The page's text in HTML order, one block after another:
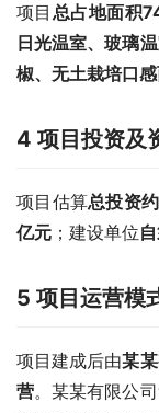
项目 总占地面积
日光温室、玻璃
椒、 无土栽培口
4 项目投资及
项目估算总投资约
亿元 ；建设单位
5 项目运营模
项目建成后由某某
营。某某有限公